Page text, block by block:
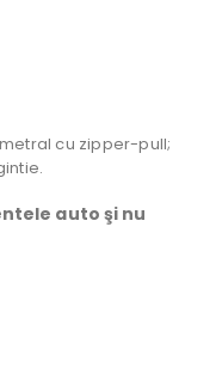
cu zipper-pull;
auto şi nu